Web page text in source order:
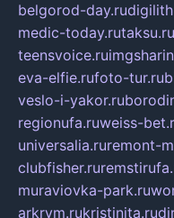
belgorod-day.ru
medic-today.rutaksu.ru
teensvoice.ru
eva-elfie.rufoto-tur.ru
veslo-i-yakor.ru
regionufa.ruweiss-
universalia.ruremont-
clubfisher.ru
muraviovka-park.ru
arkrym.rukristinita.ru